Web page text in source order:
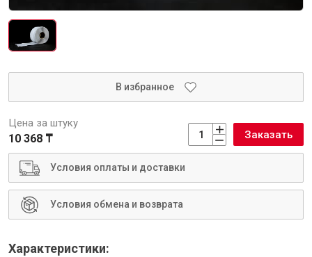
В избранное
Цена за штуку
10 368 ₸ Заказать
Условия оплаты и доставки
Условия обмена и возврата
Характеристики:
Клеи, жидкие гвозди
Обои
Инженерные системы
Водоснабжение и водоотведение